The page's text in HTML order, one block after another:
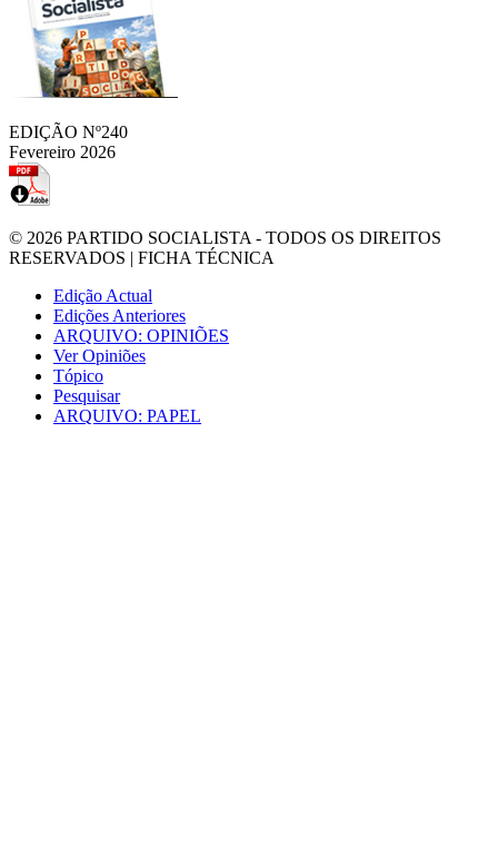
EDIÇÃO Nº240
Fevereiro 2026
© 2026 PARTIDO SOCIALISTA - TODOS OS DIREITOS
RESERVADOS | FICHA TÉCNICA
Edição Actual
Edições Anteriores
ARQUIVO: OPINIÕES
Ver Opiniões
Tópico
Pesquisar
ARQUIVO: PAPEL